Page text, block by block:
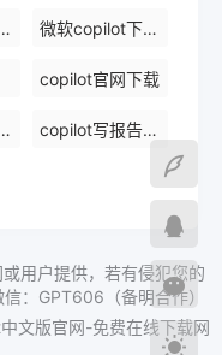
免费在线 微软copilot下载官网
copilot官网下载
告镜像 copilot写报告免费软件排名
用户提供，若有侵犯您的
：GPT606（备明合作）
文版官网-免费在线下载网